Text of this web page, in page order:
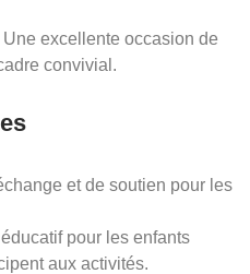
Une excellente occasion de
convivial.
et de soutien pour les
pour les enfants
aux activités.